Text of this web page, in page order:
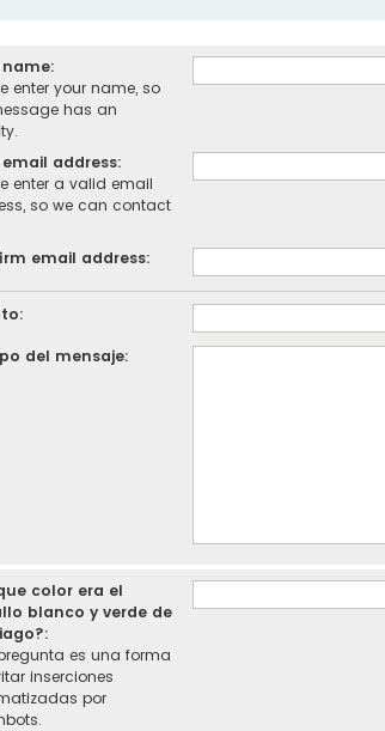
enter your name, so
has an
address:
enter a valid email
so we can contact
email address:
del mensaje:
color era el
blanco y verde de
es una forma
inserciones
por